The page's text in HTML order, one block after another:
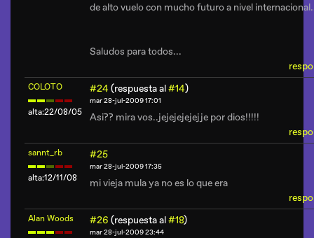
de alto vuelo con mucho futuro a nivel
Saludos para todos...
COLOTO
alta:22/08/05
#24(respuesta al#14)
mar 28-jul-2009 17:01
Asi?? mira vos..jejejejejejje por dios!!!!!
sannt_rb
alta:12/11/08
#25
mar 28-jul-2009 17:35
mi vieja mula ya no es lo que era
Alan Woods #26 (respuesta al#18)
mar 28-jul-2009 23:44